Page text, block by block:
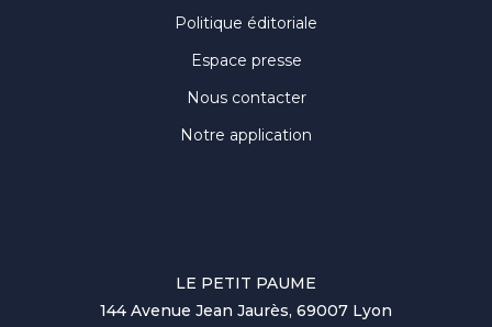
Politique éditoriale
Espace presse
Nous contacter
Notre application
LE PETIT PAUME
144 Avenue Jean Jaurès, 69007 Lyon